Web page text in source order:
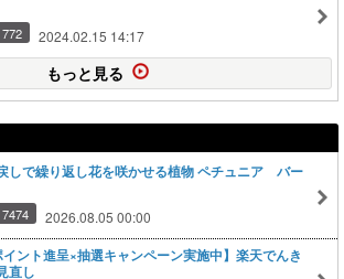
2024.02.15 14:17
もっと見る
しで繰り返し花を咲かせる植物 ペチュニア バー
2026.08.05 00:00
イント進呈×抽選キャンペーン実施中】楽天でんき
直し